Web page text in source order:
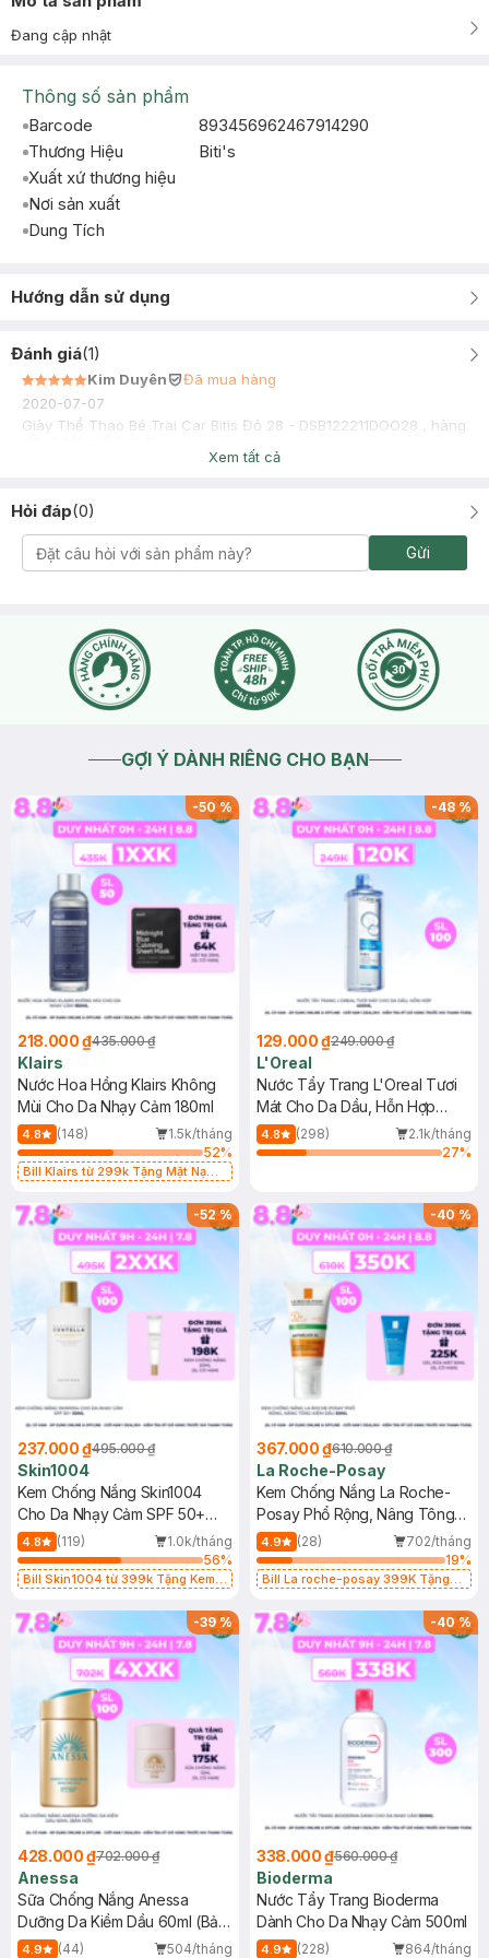
Đang cập nhật
Thông số sản phẩm
Barcode
893456962467914290
Thương Hiệu
Biti's
Xuất xứ thương hiệu
Nơi sản xuất
Dung Tích
Hướng dẫn sử dụng
Đánh giá(1)
Kim Duyên
Đã mua hàng
2020-07-07
Giày Thể Thao Bé Trai Car Bitis Đỏ 28 - DSB122211DOO28 , hàng
Xem tất cả
Hỏi đáp(0)
Gửi
GỢI Ý DÀNH RIÊNG CHO BẠN
-50%
218.000 ₫435.000 ₫
Klairs
Nước Hoa Hồng Klairs Không
Mùi Cho Da Nhạy Cảm 180ml
4.8 (148)
1.5k/tháng
52%
Bill Klairs từ 299k Tặng Mặt Nạ
25ml (SL Có Hạn)
-48%
129.000 ₫249.000 ₫
L'Oreal
Nước Tẩy Trang L'Oreal Tươi
Mát Cho Da Dầu, Hỗn Hợp
400ml
4.8 (298)
2.1k/tháng
27%
-52%
237.000 ₫495.000 ₫
Skin1004
Kem Chống Nắng Skin1004
Cho Da Nhạy Cảm SPF 50+
50ml
4.8 (119)
1.0k/tháng
56%
Bill Skin1004 từ 399k Tặng Kem
SPF 50+ 20ml (SL Có Hạn)
-40%
367.000 ₫610.000 ₫
La Roche-Posay
Kem Chống Nắng La Roche-
Posay Phổ Rộng, Nâng Tông
Kiềm Dầu 50ml
4.9 (28)
702/tháng
19%
Bill La roche-posay 399K Tặng
(SL có hạn)
-39%
428.000 ₫702.000 ₫
Anessa
Sữa Chống Nắng Anessa
Dưỡng Da Kiềm Dầu 60ml (Bản
Mới)
4.9 (44)
504/tháng
-40%
338.000 ₫560.000 ₫
Bioderma
Nước Tẩy Trang Bioderma
Dành Cho Da Nhạy Cảm 500ml
4.9 (228)
864/tháng